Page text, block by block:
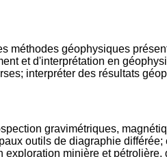
méthodes géophysiques
et d'interprétation en
interpréter des résultats
gravimétriques,
outils de diagraphie
minière et